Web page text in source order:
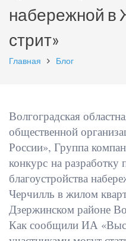
набережной в
стрит»
Главная Блог
Волгоградская
общественной
России», Группа
конкурс на разработку
благоустройства
Черчилль в жилом
Дзержинском районе
Как сообщили ИА